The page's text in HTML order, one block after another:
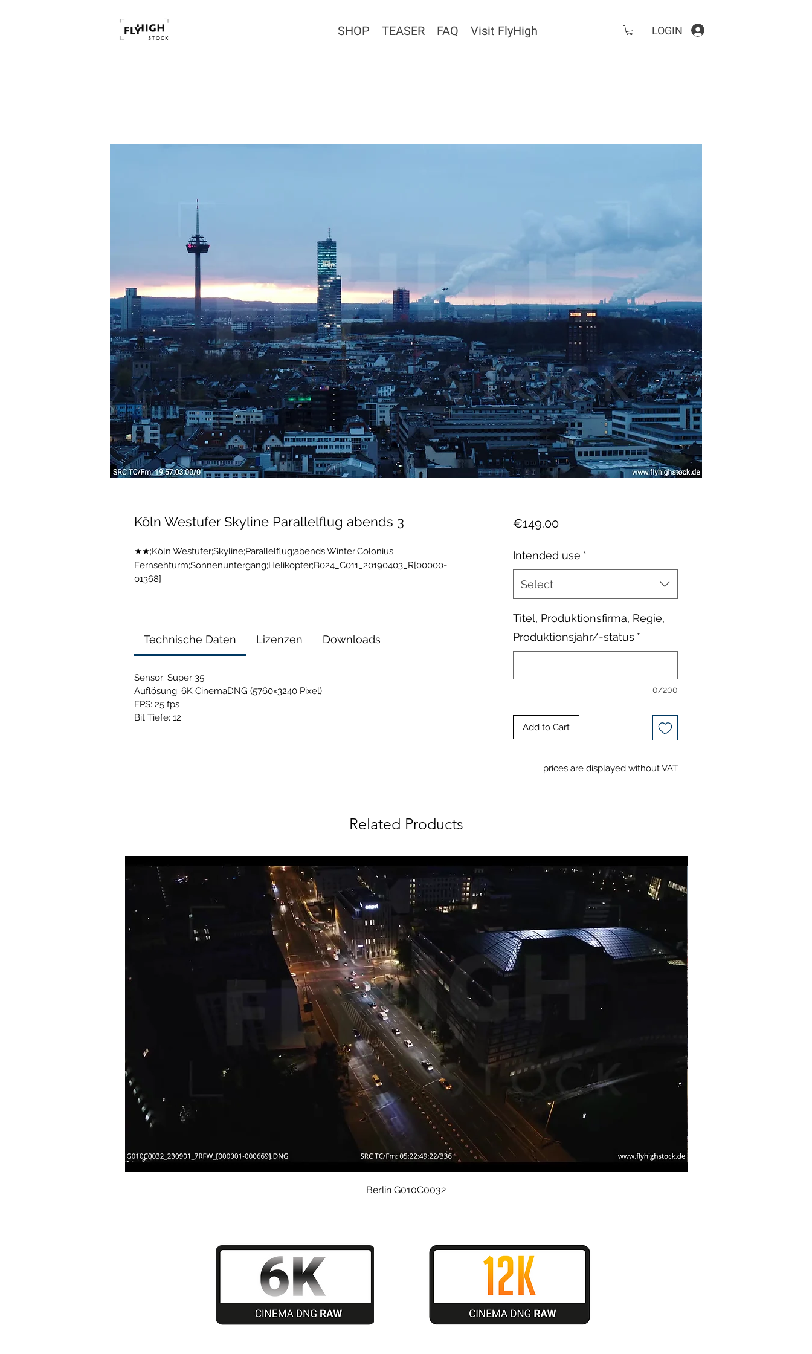
SHOP TEASER FAQ Visit FlyHigh LOGIN
Köln Westufer Skyline Parallelflug abends 3
★★;Köln;Westufer;Skyline;Parallelflug;abends;Winter;Colonius
Fernsehturm;Sonnenuntergang;Helikopter;B024_C011_20190403_R[00000-
01368]
Technische Daten Lizenzen Downloads
Sensor: Super 35
Auflösung: 6K CinemaDNG (5760×3240 Pixel)
FPS: 25 fps
Bit Tiefe: 12
€149.00Price
Intended use *
Select
Titel, Produktionsfirma, Regie,
Produktionsjahr/-status *
0/200
Add to Cart
prices are displayed without VAT
Related Products
Quick View
Berlin G010C0032